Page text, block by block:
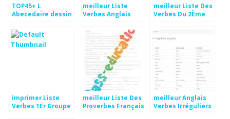
TOP45+ L
Abecedaire dessin
meilleur Liste
Verbes Anglais
meilleur Liste Des
Verbes Du 2Ème
imprimer Liste
Verbes 1Er Groupe
meilleur Liste Des
Proverbes Français
meilleur Anglais
Verbes Irréguliers